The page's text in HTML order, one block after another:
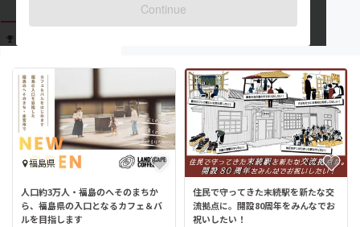
Continue
福島県
人口約3万人・福島のへそのまちか
ら、福島県の入口となるカフェ＆バ
ルを目指します
住民で守ってきた末続駅を新たな交
流拠点に。開設80周年をみんなでお
祝いしたい！